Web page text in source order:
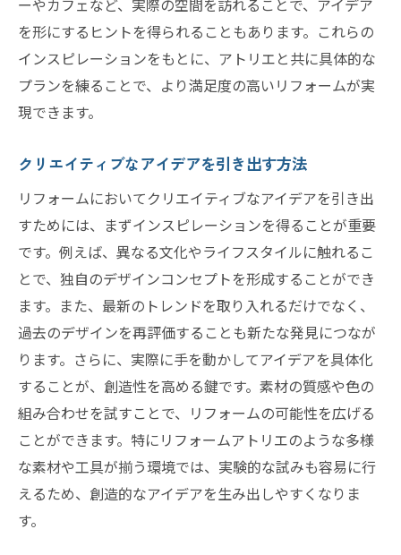
成功するリフォームのためのアトリエ活用術
アトリエとのコミュニケーションを円滑に
する方法
リフォームプロジェクト管理のコツ
効率的な進行を促すスケジュール管理
専門家との連携による柔軟な問題解決
アフターケアの重要性とその活用法
リフォームアトリエが提供する最新トレンドを
取り入れる
最新技術を活用したリフォームの魅力
トレンドを取り入れた空間デザインの提案
持続可能な素材とその採用事例
トレンドに敏感な空間づくりのヒント
個性を引き立てるデザイン要素
創造的な空間を築くために知っておくべきリフ
を形にするヒントを得られることもあります。これらの
インスピレーションをもとに、アトリエと共に具体的な
プランを練ることで、より満足度の高いリフォームが実
現できます。
クリエイティブなアイデアを引き出す方法
リフォームにおいてクリエイティブなアイデアを引き出
すためには、まずインスピレーションを得ることが重要
です。例えば、異なる文化やライフスタイルに触れるこ
とで、独自のデザインコンセプトを形成することができ
ます。また、最新のトレンドを取り入れるだけでなく、
過去のデザインを再評価することも新たな発見につなが
ります。さらに、実際に手を動かしてアイデアを具体化
することが、創造性を高める鍵です。素材の質感や色の
組み合わせを試すことで、リフォームの可能性を広げる
ことができます。特にリフォームアトリエのような多様
な素材や工具が揃う環境では、実験的な試みも容易に行
えるため、創造的なアイデアを生み出しやすくなりま
す。